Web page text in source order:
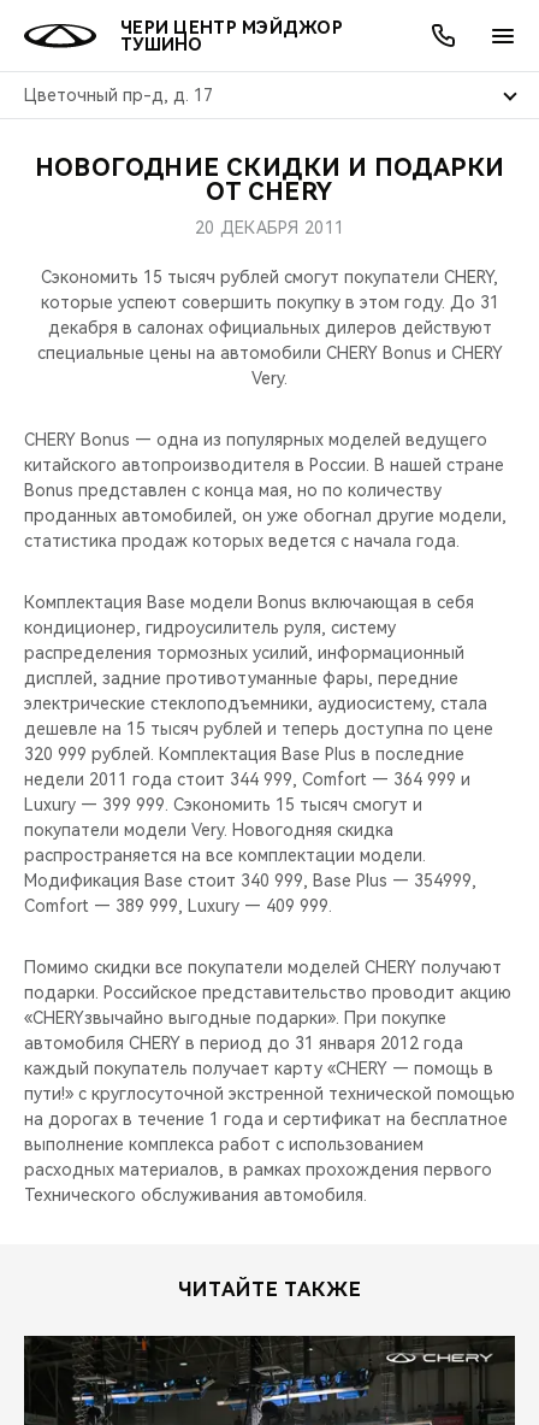
ЧЕРИ ЦЕНТР МЭЙДЖОР
ТУШИНО
Цветочный пр-д, д. 17
МОДЕЛИ
КРОССОВЕРЫ
НОВИНКИ
ПОКУПАТЕЛЯМ
КРЕДИТ И СТРАХОВАНИЕ
ВЛАДЕЛЬЦАМ
ЗАПЧАСТИ И АКСЕССУАРЫ
ПОДДЕРЖКА
МИР CHERY
О БРЕНДЕ
CHERY В СОЦСЕТЯХ
БЛАГОТВОРИТЕЛЬНОСТЬ
CHERY REMOTE
CHERY И СПОРТ
НАШИ МЕРОПРИЯТИЯ
ВИДЕООБЗОРЫ
CHERY ДЛЯ ДЕТЕЙ
АКЦИИ
ОНЛАЙН СЕРВИСЫ
КРЕДИТ
О КОМПАНИИ
МЫ В СОЦСЕТЯХ
НОВОГОДНИЕ СКИДКИ И ПОДАРКИ
ОТ CHERY
20 ДЕКАБРЯ 2011
Сэкономить 15 тысяч рублей смогут покупатели CHERY,
которые успеют совершить покупку в этом году. До 31
декабря в салонах официальных дилеров действуют
специальные цены на автомобили CHERY Bonus и CHERY
Very.
CHERY Bonus — одна из популярных моделей ведущего
китайского автопроизводителя в России. В нашей стране
Bonus представлен с конца мая, но по количеству
проданных автомобилей, он уже обогнал другие модели,
статистика продаж которых ведется с начала года.
Комплектация Base модели Bonus включающая в себя
кондиционер, гидроусилитель руля, систему
распределения тормозных усилий, информационный
дисплей, задние противотуманные фары, передние
электрические стеклоподъемники, аудиосистему, стала
дешевле на 15 тысяч рублей и теперь доступна по цене
320 999 рублей. Комплектация Base Plus в последние
недели 2011 года стоит 344 999, Comfort — 364 999 и
Luxury — 399 999. Сэкономить 15 тысяч смогут и
покупатели модели Very. Новогодняя скидка
распространяется на все комплектации модели.
Модификация Base стоит 340 999, Base Plus — 354999,
Comfort — 389 999, Luxury — 409 999.
Помимо скидки все покупатели моделей CHERY получают
подарки. Российское представительство проводит акцию
«CHERYзвычайно выгодные подарки». При покупке
автомобиля CHERY в период до 31 января 2012 года
каждый покупатель получает карту «CHERY — помощь в
пути!» с круглосуточной экстренной технической помощью
на дорогах в течение 1 года и сертификат на бесплатное
выполнение комплекса работ с использованием
расходных материалов, в рамках прохождения первого
Технического обслуживания автомобиля.
ЧИТАЙТЕ ТАКЖЕ